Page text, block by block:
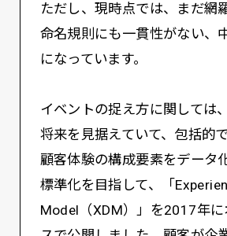
ただし、現時点では、まだ網
命名規則にも一貫性がない、
になっています。
イベントの捉え方に関しては
将来を見据えていて、包括的
顧客体験の構成要素をデータ
標準化を目指して、「
Model（XDM）」を2017年に